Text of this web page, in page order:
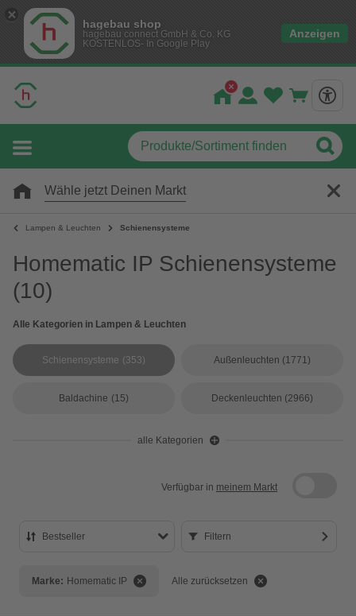
hagebau shop
hagebau connect GmbH & Co. KG
KOSTENLOS- In Google Play
Anzeigen
Wähle jetzt Deinen Markt
Lampen & Leuchten Schienensysteme
Homematic IP Schienensysteme
(10)
Alle Kategorien in Lampen & Leuchten
Schienensysteme (353) Außenleuchten (1771)
Baldachine (15) Deckenleuchten (2966)
alle Kategorien
Verfügbar in meinem Markt
Bestseller Filtern
Marke: Homematic IP Alle zurücksetzen